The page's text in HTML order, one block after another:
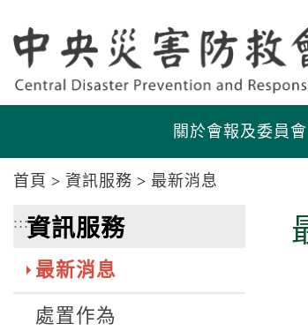
到
要
內
塊
Go
Center
到
要
內
塊
關於會報及委員會
首頁 資訊服務 最新消息
:::資訊服務
最新消息
處置作為